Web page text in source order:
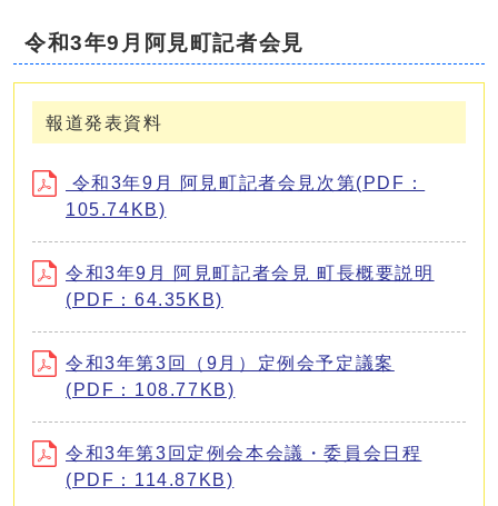
令和3年9月阿見町記者会見
報道発表資料
令和3年9月 阿見町記者会見次第(PDF：
105.74KB)
令和3年9月 阿見町記者会見 町長概要説明
(PDF：64.35KB)
令和3年第3回（9月）定例会予定議案
(PDF：108.77KB)
令和3年第3回定例会本会議・委員会日程
(PDF：114.87KB)